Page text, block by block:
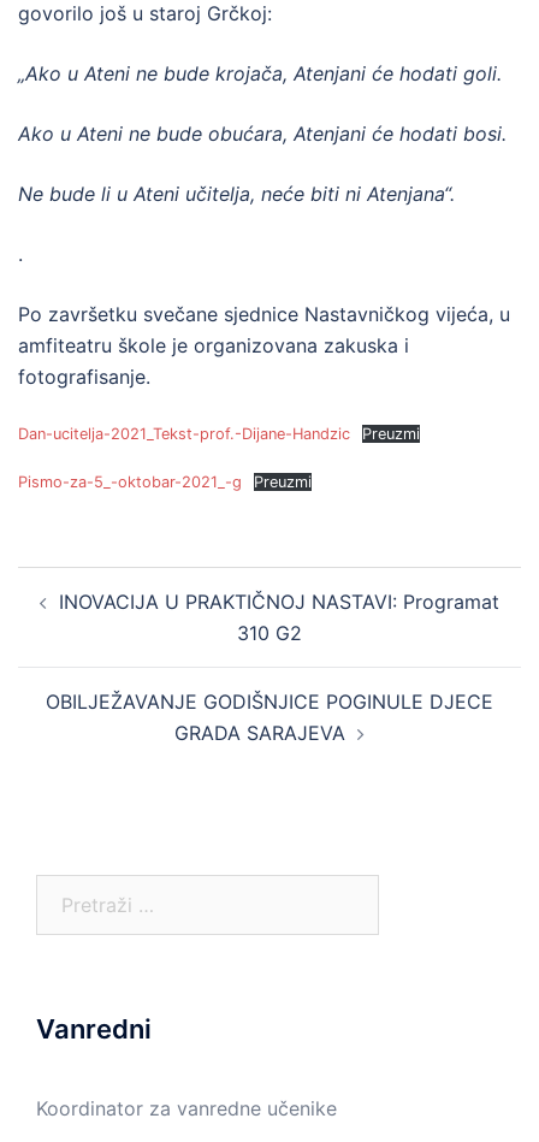
govorilo još u staroj Grčkoj:
„Ako u Ateni ne bude krojača, Atenjani će hodati goli.
Ako u Ateni ne bude obućara, Atenjani će hodati bosi.
Ne bude li u Ateni učitelja, neće biti ni Atenjana“.
.
Po završetku svečane sjednice Nastavničkog vijeća, u
amfiteatru škole je organizovana zakuska i
fotografisanje.
Dan-ucitelja-2021_Tekst-prof.-Dijane-Handzic Preuzmi
Pismo-za-5_-oktobar-2021_-g Preuzmi
navigation
INOVACIJA U PRAKTIČNOJ NASTAVI: Programat
310 G2
OBILJEŽAVANJE GODIŠNJICE POGINULE DJECE
GRADA SARAJEVA
Vanredni
Koordinator za vanredne učenike